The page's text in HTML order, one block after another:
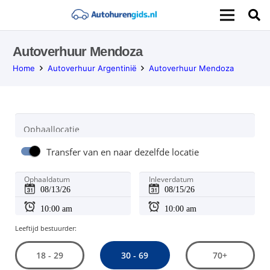
Autoverhuur Mendoza
Home Autoverhuur Argentinië Autoverhuur Mendoza
Ophaallocatie
Transfer van en naar dezelfde locatie
Ophaaldatum Inleverdatum
Leeftijd bestuurder:
18 - 29 30 - 69 70+